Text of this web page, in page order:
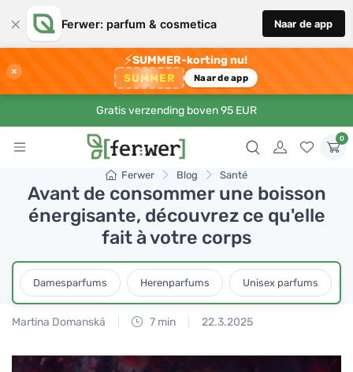
× Ferwer: parfum & cosmetica Naar de app
×
⚡SUMMER-korting nu!
SUMMER Naar de app
Gratis verzending boven 95 EUR
0
Ferwer Blog Santé
Avant de consommer une boisson
énergisante, découvrez ce qu'elle
fait à votre corps
Damesparfums Herenparfums Unisex parfums
Martina Domanská 7 min 22.3.2025